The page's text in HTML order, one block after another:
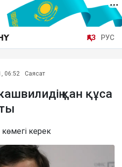
ҚАЗ РУС
06:52 Саясат
қан құса
көмегі керек